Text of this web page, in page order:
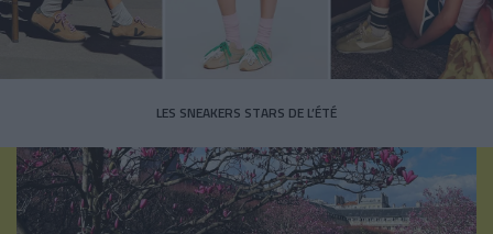
LES SNEAKERS STARS DE L’ÉTÉ